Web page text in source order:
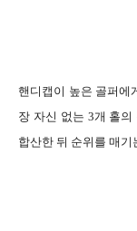
핸디캡이 높은 골퍼에
장 자신 없는 3개 홀
합산한 뒤 순위를 매